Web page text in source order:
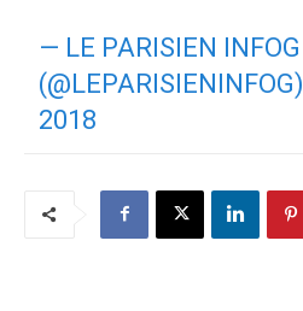
— LE PARISIEN INFOG
(@LEPARISIENINFOG)
2018